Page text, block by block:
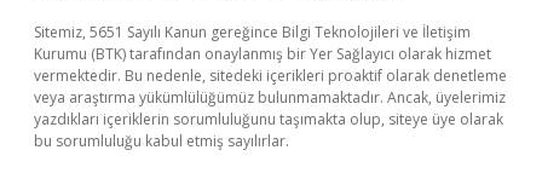
Sitemiz, 5651 Sayılı Kanun gereğince Bilgi Teknolojileri ve İletişim
Kurumu (BTK) tarafından onaylanmış bir Yer Sağlayıcı olarak hizmet
vermektedir. Bu nedenle, sitedeki içerikleri proaktif olarak denetleme
veya araştırma yükümlülüğümüz bulunmamaktadır. Ancak, üyelerimiz
yazdıkları içeriklerin sorumluluğunu taşımakta olup, siteye üye olarak
bu sorumluluğu kabul etmiş sayılırlar.